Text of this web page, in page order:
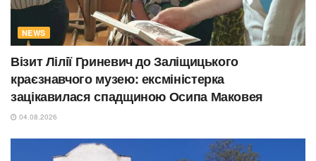
NEWS
Візит Лілії Гриневич до Заліщицького
краєзнавчого музею: ексміністерка
зацікавилася спадщиною Осипа Маковея
04.08.2026